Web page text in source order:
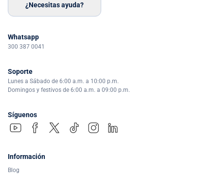
¿Necesitas ayuda?
Whatsapp
300 387 0041
Soporte
Lunes a Sábado de 6:00 a.m. a 10:00 p.m.
Domingos y festivos de 6:00 a.m. a 09:00 p.m.
Síguenos
Información
Blog